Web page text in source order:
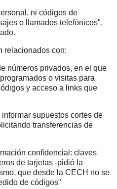
ni códigos de
o llamados telefónicos",
relacionados con:
números privados, en el que
o visitas para
y acceso a links que
supuestos cortes de
transferencias de
confidencial: claves
de tarjetas -pidió la
que desde la CECH no se
de códigos"